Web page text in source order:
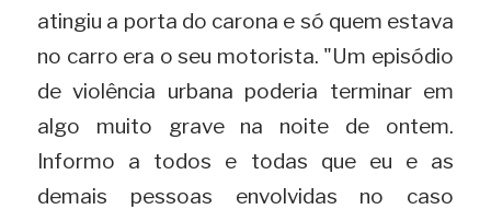
atingiu a porta do carona e só quem estava
no carro era o seu motorista. "Um episódio
de violência urbana poderia terminar em
algo muito grave na noite de ontem.
Informo a todos e todas que eu e as
demais pessoas envolvidas no caso